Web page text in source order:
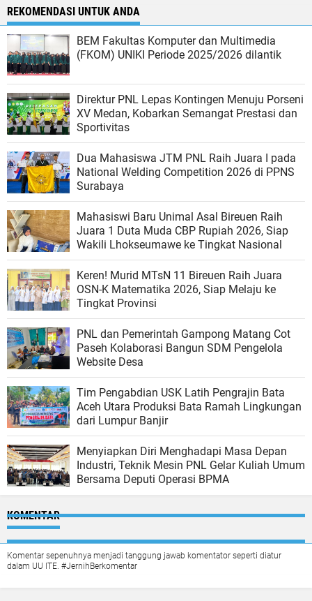
REKOMENDASI UNTUK ANDA
BEM Fakultas Komputer dan Multimedia
(FKOM) UNIKI Periode 2025/2026 dilantik
Direktur PNL Lepas Kontingen Menuju Porseni
XV Medan, Kobarkan Semangat Prestasi dan
Sportivitas
Dua Mahasiswa JTM PNL Raih Juara I pada
National Welding Competition 2026 di PPNS
Surabaya
Mahasiswi Baru Unimal Asal Bireuen Raih
Juara 1 Duta Muda CBP Rupiah 2026, Siap
Wakili Lhokseumawe ke Tingkat Nasional
Keren! Murid MTsN 11 Bireuen Raih Juara
OSN-K Matematika 2026, Siap Melaju ke
Tingkat Provinsi
PNL dan Pemerintah Gampong Matang Cot
Paseh Kolaborasi Bangun SDM Pengelola
Website Desa
Tim Pengabdian USK Latih Pengrajin Bata
Aceh Utara Produksi Bata Ramah Lingkungan
dari Lumpur Banjir
Menyiapkan Diri Menghadapi Masa Depan
Industri, Teknik Mesin PNL Gelar Kuliah Umum
Bersama Deputi Operasi BPMA
KOMENTAR
Komentar sepenuhnya menjadi tanggung jawab komentator seperti diatur
dalam UU ITE. #JernihBerkomentar